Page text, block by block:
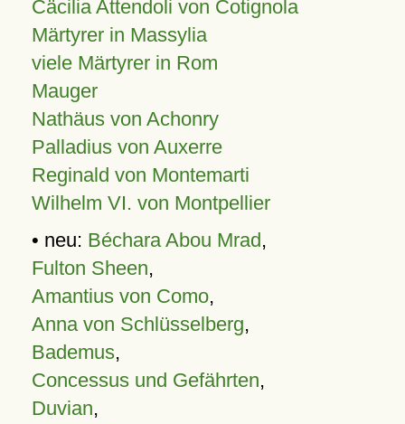
Cäcilia Attendoli von Cotignola
Märtyrer in Massylia
viele Märtyrer in Rom
Mauger
Nathäus von Achonry
Palladius von Auxerre
Reginald von Montemarti
Wilhelm VI. von Montpellier
• neu: Béchara Abou Mrad,
Fulton Sheen,
Amantius von Como,
Anna von Schlüsselberg,
Bademus,
Concessus und Gefährten,
Duvian,